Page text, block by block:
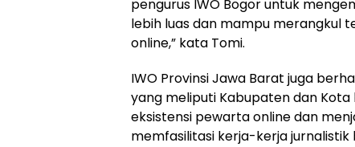
pengurus IWO Bogor untuk
lebih luas dan mampu merangkul
online,” kata Tomi.
IWO Provinsi Jawa Barat juga
yang meliputi Kabupaten dan
eksistensi pewarta online dan
memfasilitasi kerja-kerja jurnalistik